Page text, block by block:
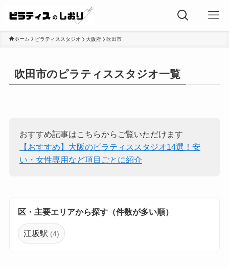
ホーム ピラティススタジオ 大阪府 吹田市
吹田市のピラティススタジオ一覧
おすすめ記事はこちらからご覧いただけます
【おすすめ】大阪のピラティススタジオ14選！安
い・女性専用など項目ごとに紹介
区・主要エリアから探す（件数が多い順）
江坂駅 (4)